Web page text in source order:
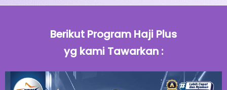
Berikut Program Haji Plus
yg kami Tawarkan :